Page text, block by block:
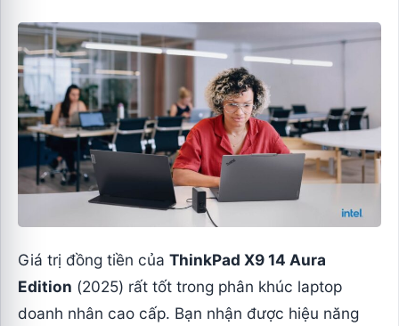
Giá trị đồng tiền củaThinkPad X9 14 Aura
Edition (2025) rất tốt trong phân khúc laptop
doanh nhân cao cấp. Bạn nhận được hiệu năng